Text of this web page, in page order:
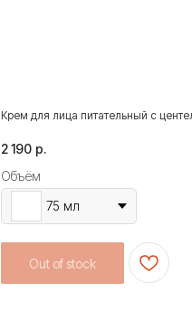
Крем для лица питательный с
2 190 р.
Объём
75 мл
Out of stock